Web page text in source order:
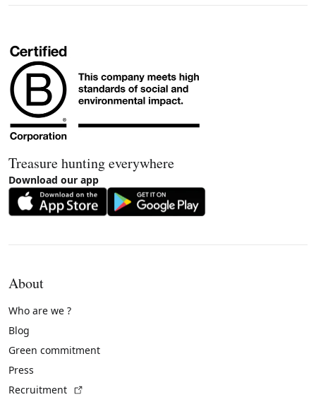
Treasure hunting everywhere
Download our app
About
Who are we ?
Blog
Green commitment
Press
Recruitment